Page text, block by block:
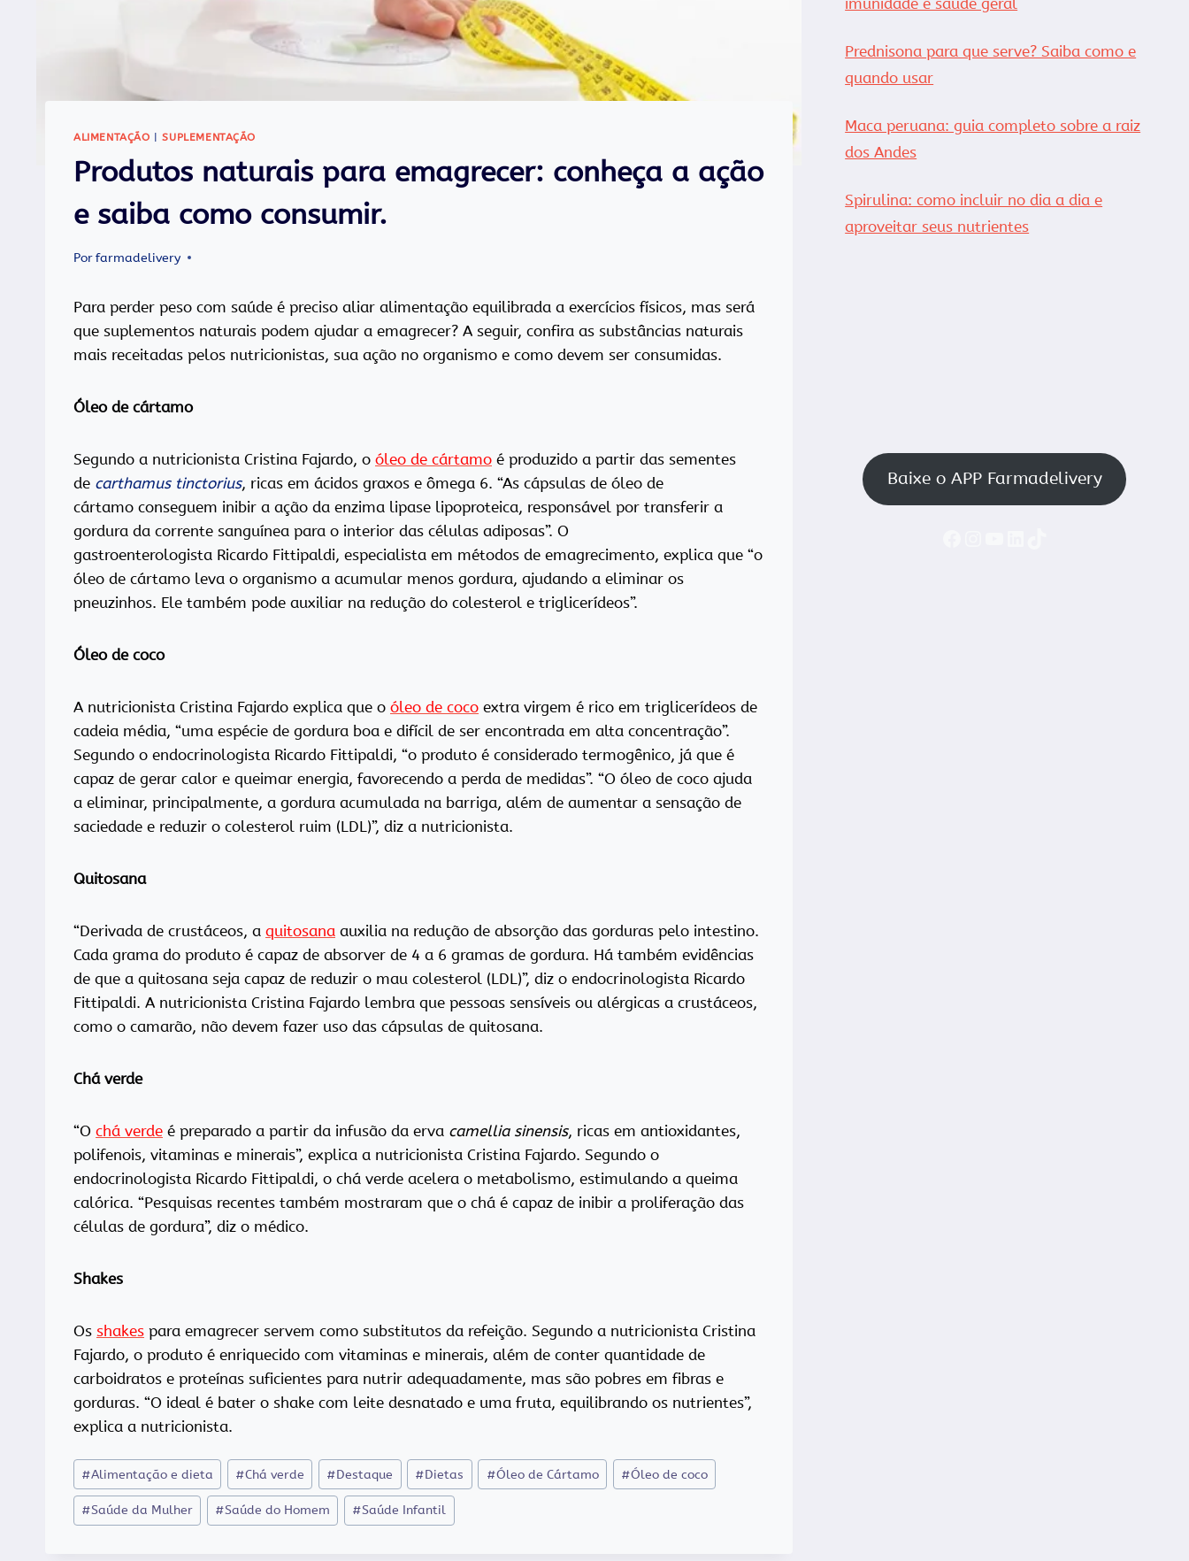
ALIMENTAÇÃO |SUPLEMENTAÇÃO
Produtos naturais para emagrecer: conheça a ação
e saiba como consumir.
Porfarmadelivery
Para perder peso com saúde é preciso aliar alimentação equilibrada a exercícios físicos, mas será
que suplementos naturais podem ajudar a emagrecer? A seguir, confira as substâncias naturais
mais receitadas pelos nutricionistas, sua ação no organismo e como devem ser consumidas.
Óleo de cártamo
Segundo a nutricionista Cristina Fajardo, o óleo de cártamo é produzido a partir das sementes
de carthamus tinctorius, ricas em ácidos graxos e ômega 6. “As cápsulas de óleo de
cártamo conseguem inibir a ação da enzima lipase lipoproteica, responsável por transferir a
gordura da corrente sanguínea para o interior das células adiposas”. O
gastroenterologista Ricardo Fittipaldi, especialista em métodos de emagrecimento, explica que “o
óleo de cártamo leva o organismo a acumular menos gordura, ajudando a eliminar os
pneuzinhos. Ele também pode auxiliar na redução do colesterol e triglicerídeos”.
Óleo de coco
A nutricionista Cristina Fajardo explica que o óleo de coco extra virgem é rico em triglicerídeos de
cadeia média, “uma espécie de gordura boa e difícil de ser encontrada em alta concentração”.
Segundo o endocrinologista Ricardo Fittipaldi, “o produto é considerado termogênico, já que é
capaz de gerar calor e queimar energia, favorecendo a perda de medidas”. “O óleo de coco ajuda
a eliminar, principalmente, a gordura acumulada na barriga, além de aumentar a sensação de
saciedade e reduzir o colesterol ruim (LDL)”, diz a nutricionista.
Quitosana
“Derivada de crustáceos, a quitosana auxilia na redução de absorção das gorduras pelo intestino.
Cada grama do produto é capaz de absorver de 4 a 6 gramas de gordura. Há também evidências
de que a quitosana seja capaz de reduzir o mau colesterol (LDL)”, diz o endocrinologista Ricardo
Fittipaldi. A nutricionista Cristina Fajardo lembra que pessoas sensíveis ou alérgicas a crustáceos,
como o camarão, não devem fazer uso das cápsulas de quitosana.
Chá verde
“O chá verde é preparado a partir da infusão da erva camellia sinensis, ricas em antioxidantes,
polifenois, vitaminas e minerais”, explica a nutricionista Cristina Fajardo. Segundo o
endocrinologista Ricardo Fittipaldi, o chá verde acelera o metabolismo, estimulando a queima
calórica. “Pesquisas recentes também mostraram que o chá é capaz de inibir a proliferação das
células de gordura”, diz o médico.
Shakes
Os shakes para emagrecer servem como substitutos da refeição. Segundo a nutricionista Cristina
Fajardo, o produto é enriquecido com vitaminas e minerais, além de conter quantidade de
carboidratos e proteínas suficientes para nutrir adequadamente, mas são pobres em fibras e
gorduras. “O ideal é bater o shake com leite desnatado e uma fruta, equilibrando os nutrientes”,
explica a nutricionista.
Tags
do
Post:
#Alimentação e dieta #Chá verde #Destaque #Dietas #Óleo de Cártamo #Óleo de coco
#Saúde da Mulher #Saúde do Homem #Saúde Infantil
Prednisona para que serve? Saiba como e
quando usar
Maca peruana: guia completo sobre a raiz
dos Andes
Spirulina: como incluir no dia a dia e
aproveitar seus nutrientes
Baixe o APP Farmadelivery